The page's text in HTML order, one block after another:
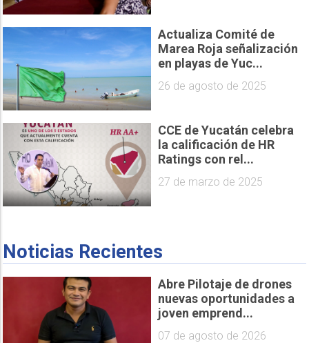
Actualiza Comité de
Marea Roja señalización
en playas de Yuc...
26 de agosto de 2025
CCE de Yucatán celebra
la calificación de HR
Ratings con rel...
27 de marzo de 2025
Noticias Recientes
Abre Pilotaje de drones
nuevas oportunidades a
joven emprend...
07 de agosto de 2026